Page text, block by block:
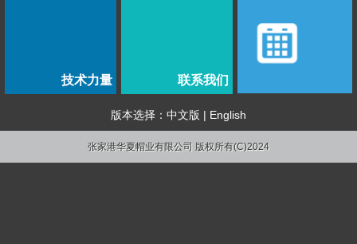
技术力量 联系我们
版本选择： 中文版 | English
张家港华夏帽业有限公司 版权所有(C)2024